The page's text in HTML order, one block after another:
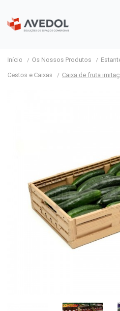
Início Os Nossos Produtos
Cestos e Caixas Caixa de fruta